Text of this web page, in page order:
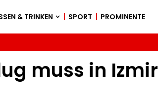
& TRINKEN SPORT PROMINENTE
muss in Izmir